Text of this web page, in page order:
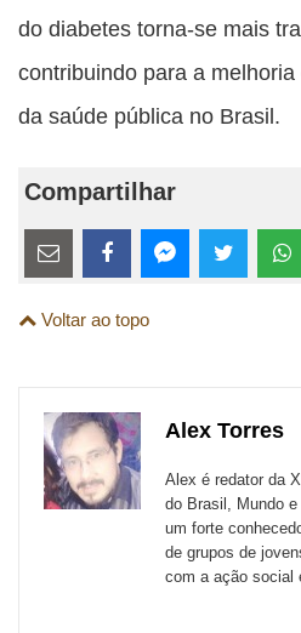
do diabetes torna-se mais
contribuindo para a
da saúde pública no Brasil.
Compartilhar
Estes
links
são
sites
externos
esta
Email
esta
FacebookMessenger
Twitter
Voltar ao topo
Alex Torres
Alex é redator da
do Brasil, Mundo
um forte
de grupos de
com a ação social